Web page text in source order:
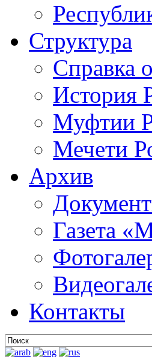
Структура
Справка
Муфтии
Мечети
Архив
Газета
Контакты